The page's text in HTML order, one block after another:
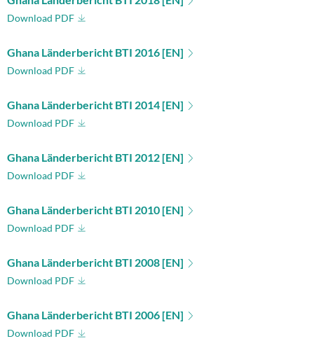
Download PDF
Ghana Länderbericht BTI 2016 [EN]
Download PDF
Ghana Länderbericht BTI 2014 [EN]
Download PDF
Ghana Länderbericht BTI 2012 [EN]
Download PDF
Ghana Länderbericht BTI 2010 [EN]
Download PDF
Ghana Länderbericht BTI 2008 [EN]
Download PDF
Ghana Länderbericht BTI 2006 [EN]
Download PDF